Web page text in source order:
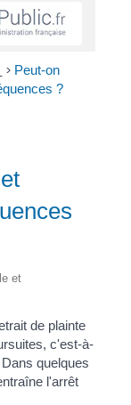
> Peut-on
?
et
de plainte
c'est-à-
quelques
l'arrêt